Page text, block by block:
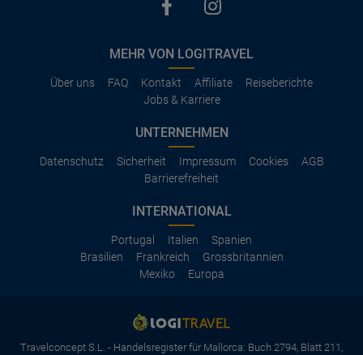
MEHR VON LOGITRAVEL
Über uns FAQ Kontakt Affiliate
Reiseberichte
Jobs & Karriere
UNTERNEHMEN
Datenschutz Sicherheit Impressum Cookies
AGB
Barrierefreiheit
INTERNATIONAL
Portugal Italien
Spanien
Brasilien
Frankreich
Grossbritannien
Mexiko
Europa
Travelconcept S.L. - Handelsregister für Mallorca: Buch 2794, Blatt 211,